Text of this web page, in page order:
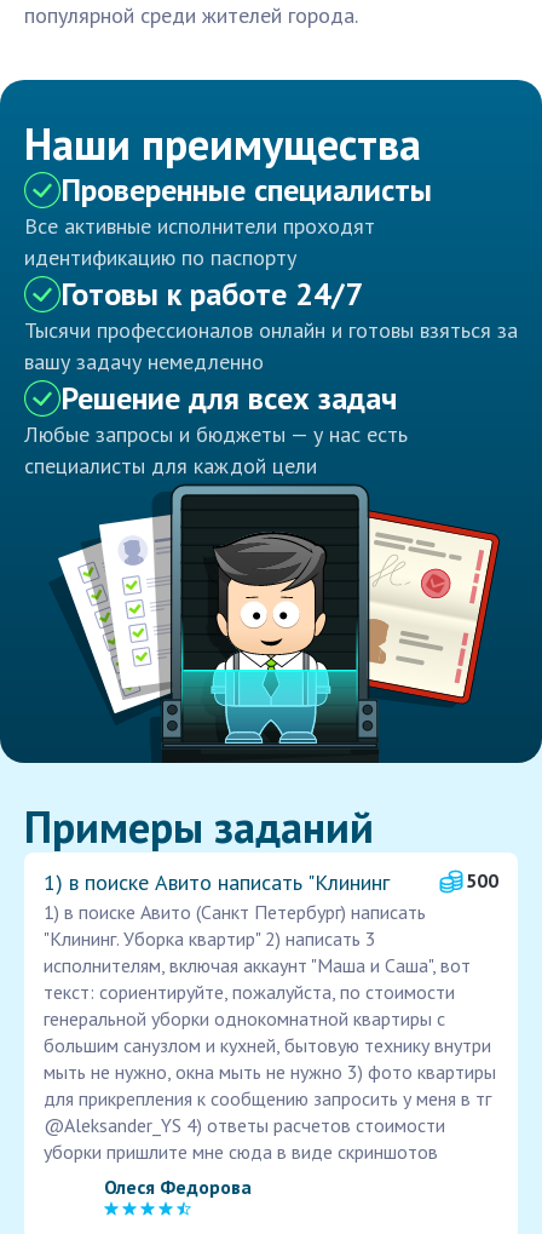
популярной среди жителей города.
Наши преимущества
Проверенные специалисты
Все активные исполнители проходят
идентификацию по паспорту
Готовы к работе 24/7
Тысячи профессионалов онлайн и готовы взяться за
вашу задачу немедленно
Решение для всех задач
Любые запросы и бюджеты — у нас есть
специалисты для каждой цели
Примеры заданий
1) в поиске Авито написать "Клининг
500
1) в поиске Авито (Санкт Петербург) написать
"Клининг. Уборка квартир" 2) написать 3
исполнителям, включая аккаунт "Маша и Саша", вот
текст: сориентируйте, пожалуйста, по стоимости
генеральной уборки однокомнатной квартиры с
большим санузлом и кухней, бытовую технику внутри
мыть не нужно, окна мыть не нужно 3) фото квартиры
для прикрепления к сообщению запросить у меня в тг
@Aleksander_YS 4) ответы расчетов стоимости
уборки пришлите мне сюда в виде скриншотов
Олеся Федорова